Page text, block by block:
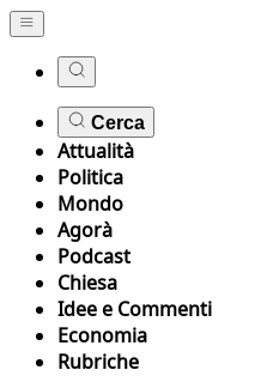
Cerca
Attualità
Politica
Mondo
Agorà
Podcast
Chiesa
Idee e Commenti
Economia
Rubriche